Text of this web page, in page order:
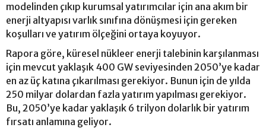
modelinden çıkıp kurumsal yatırımcılar için ana akım bir
enerji altyapısı varlık sınıfına dönüşmesi için gereken
koşulları ve yatırım ölçeğini ortaya koyuyor.
Rapora göre, küresel nükleer enerji talebinin karşılanması
için mevcut yaklaşık 400 GW seviyesinden 2050’ye kadar
en az üç katına çıkarılması gerekiyor. Bunun için de yılda
250 milyar dolardan fazla yatırım yapılması gerekiyor.
Bu, 2050’ye kadar yaklaşık 6 trilyon dolarlık bir yatırım
fırsatı anlamına geliyor.